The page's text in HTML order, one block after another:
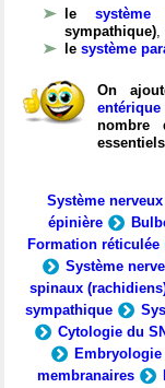
le
sympathique),
le système
On
entérique
nombre
Système nerveux
épinière
Formation réticulée
Système
spinaux
sympathique
Cytologie du SN
Embryologie
membranaires